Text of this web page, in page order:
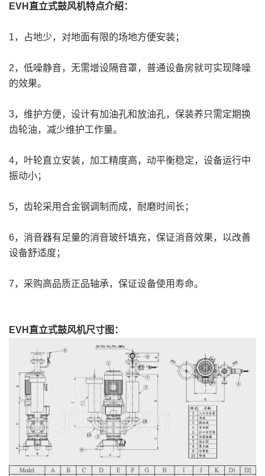
EVH直立式鼓风机特点介绍：
1，占地少，对地面有限的场地方便安装；
2，低噪静音，无需增设隔音罩，普通设备房就可实现降噪
的效果。
3，维护方便，设计有加油孔和放油孔，保装养只需定期换
齿轮油，减少维护工作量。
4，叶轮直立安装，加工精度高，动平衡稳定，设备运行中
振动小；
5，齿轮采用合金钢调制而成，耐磨时间长；
6，消音器有足量的消音玻纤填充，保证消音效果，以改善
设备舒适度；
7，采购高品质正品轴承，保证设备使用寿命。
EVH直立式鼓风机尺寸图：